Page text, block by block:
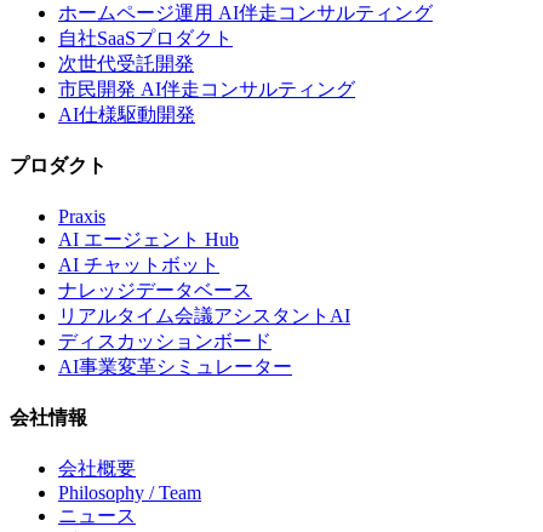
ホームページ運用 AI伴走コンサルティング
自社SaaSプロダクト
次世代受託開発
市民開発 AI伴走コンサルティング
AI仕様駆動開発
プロダクト
Praxis
AI エージェント Hub
AI チャットボット
ナレッジデータベース
リアルタイム会議アシスタントAI
ディスカッションボード
AI事業変革シミュレーター
会社情報
会社概要
Philosophy / Team
ニュース